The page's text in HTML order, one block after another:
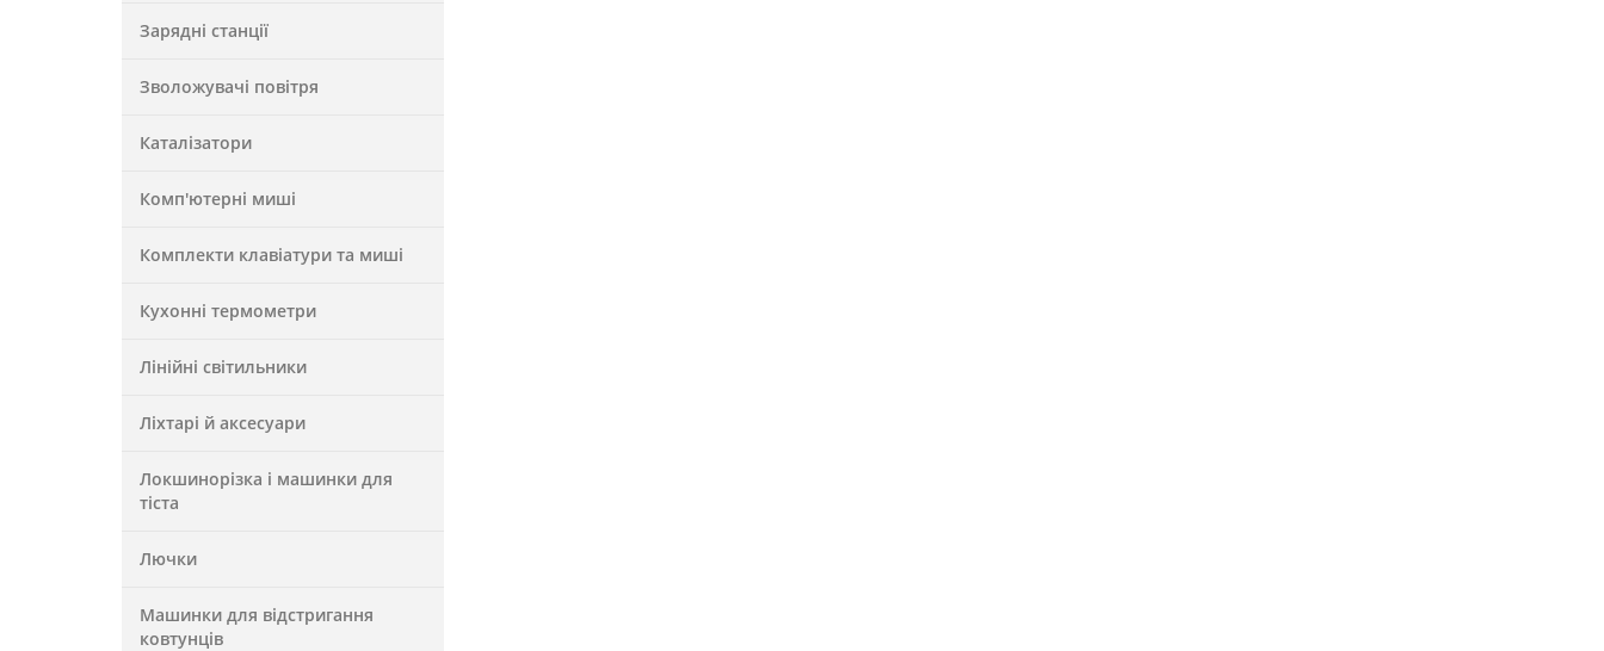
Зарядні станції
Зволожувачі повітря
Каталізатори
Комп'ютерні миші
Комплекти клавіатури та миші
Кухонні термометри
Лінійні світильники
Ліхтарі й аксесуари
Локшинорізка і машинки для
тіста
Лючки
Машинки для відстригання
ковтунців